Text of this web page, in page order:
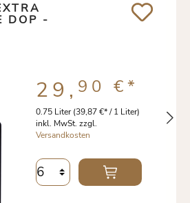
DOP -
0.75 Liter(39,87 €* / 1 Liter)
inkl. MwSt. zzgl.
Versandkosten
29, 90 €*